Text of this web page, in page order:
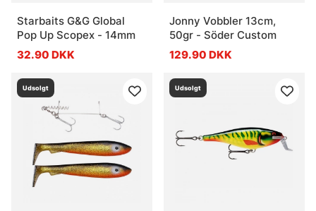
Starbaits G&G Global
Pop Up Scopex - 14mm
32.90 DKK
Jonny Vobbler 13cm,
50gr - Söder Custom
129.90 DKK
Udsolgt Udsolgt